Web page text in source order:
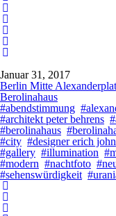
Januar 31, 2017
Berlin Mitte
Berolinahaus
#abendstimmung
#architekt peter behrens
#berolinahaus
#city #designer erich john
#gallery #illumination
#modern #nachtfoto
#sehenswürdigkeit